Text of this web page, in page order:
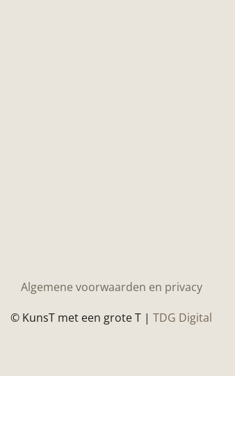
Algemene voorwaarden en privacy
© KunsT met een grote T | TDG Digital